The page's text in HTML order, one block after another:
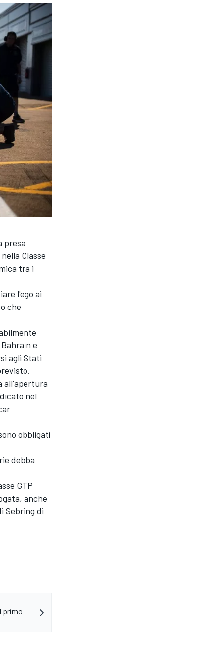
presa
Classe
tra i
l'ego ai
che
e
agli Stati
all'apertura
nel
obbligati
debba
GTP
anche
Sebring di
primo